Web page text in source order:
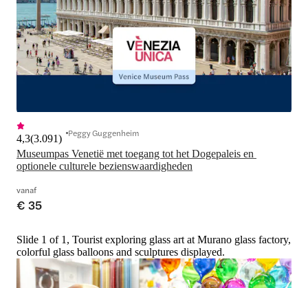
Museumpas Venetië met toegang tot het Dogepaleis en
optionele culturele bezienswaardigheden
4,3(3.091) Peggy Guggenheim
vanaf
€ 35
Slide 1 of 1, Tourist exploring glass art at Murano glass factory,
colorful glass balloons and sculptures displayed.